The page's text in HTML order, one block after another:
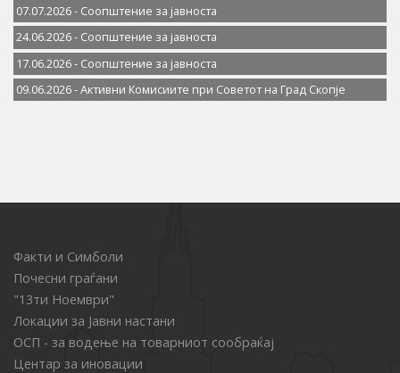
07.07.2026 - Соопштение за јавноста
24.06.2026 - Соопштение за јавностa
17.06.2026 - Соопштение за јавностa
09.06.2026 - Активни Комисиите при Советот на Град Скопје
Факти и Симболи
Почесни граѓани
"13ти Ноември"
Локации за Јавни настани
ОСП - за водење на товарниот сообраќај
Центар за иновации